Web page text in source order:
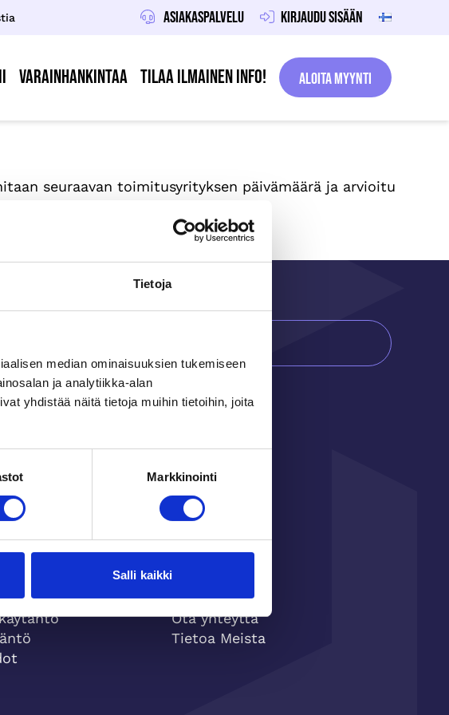
Tietoja
median ominaisuuksien tukemiseen
ja analytiikka-alan
yhdistää näitä tietoja muihin tietoihin, joita
Markkinointi
Salli kaikki
Asiakaspalvelu Kirjaudu sisään
Varainhankintaa Tilaa ilmainen info! Aloita Myynti
seuraavan toimitusyrityksen päivämäärä ja arvioitu
Ota yhteyttä
Ota yhteytta
Tietoa Meista